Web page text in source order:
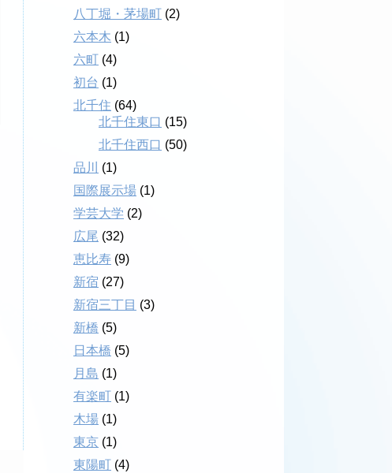
八丁堀・茅場町 (2)
六本木 (1)
六町 (4)
初台 (1)
北千住 (64)
北千住東口 (15)
北千住西口 (50)
品川
(1)
国際展示場 (1)
学芸大学 (2)
広尾 (32)
恵比寿 (9)
新宿 (27)
新宿三丁目 (3)
新橋 (5)
日本橋 (5)
月島 (1)
有楽町 (1)
木場 (1)
東京 (1)
東陽町 (4)